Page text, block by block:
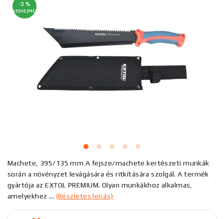
-3 %
KEDVEZMÉNY
Machete, 395/135 mm A fejsze/machete kertészeti munkák
során a növényzet levágására és ritkítására szolgál. A termék
gyártója az EXTOL PREMIUM. Olyan munkákhoz alkalmas,
amelyekhez ... (Részletes leírás)